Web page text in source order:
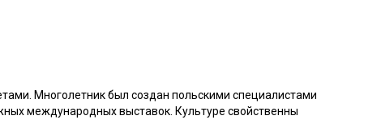
Многолетник был создан польскими специалистами
международных выставок. Культуре свойственны